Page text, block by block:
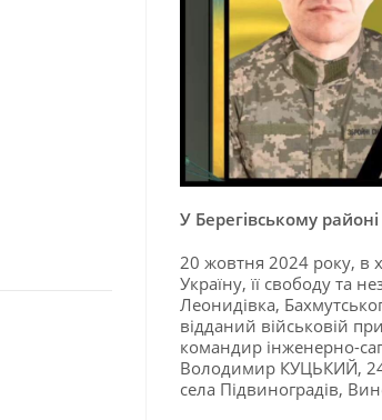
У Берегівському
20 жовтня 2024 року, в
Україну, її свободу та
Леонидівка,
відданий військовій
командир інженерно-
Володимир КУЦЬКИЙ,
села Підвиноградів,